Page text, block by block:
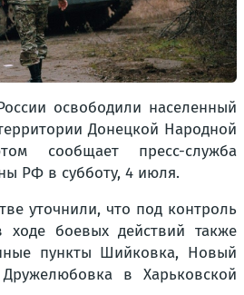
освободили населенный
Донецкой Народной
сообщает пресс-служба
РФ в субботу, 4 июля.
уточнили, что под контроль
ходе боевых действий также
пункты Шийковка, Новый
в Харьковской